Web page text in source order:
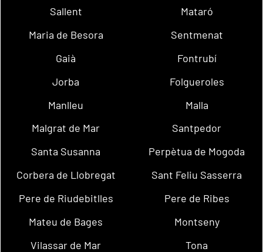
Sallent
Mataró
Maria de Besora
Sentmenat
Gaià
Fontrubí
Jorba
Folgueroles
Manlleu
Malla
Malgrat de Mar
Santpedor
Santa Susanna
Perpètua de Mogoda
Corbera de Llobregat
Sant Feliu Sasserra
Pere de Riudebitlles
Pere de Ribes
Mateu de Bages
Montseny
Vilassar de Mar
Tona